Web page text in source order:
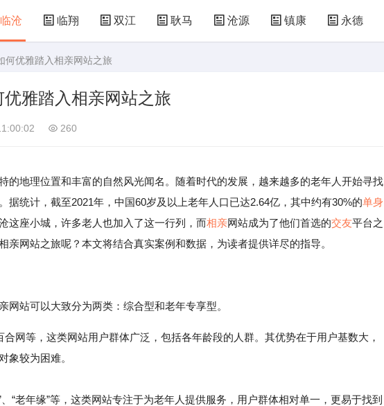
临沧 临翔 双江 耿马 沧源 镇康 永德
何优雅踏入相亲网站之旅
雅踏入相亲网站之旅
260
的地理位置和丰富的自然风光闻名。随着时代的发展，越来越多的老年人开始寻找
据统计，截至2021年，中国60岁及以上老年人口已达2.64亿，其中约有30%的单身
这座小城，许多老人也加入了这一行列，而相亲网站成为了他们首选的交友平台之
亲网站之旅呢？本文将结合真实案例和数据，为读者提供详尽的指导。
网站可以大致分为两类：综合型和老年专享型。
网等，这类网站用户群体广泛，包括各年龄段的人群。其优势在于用户基数大，
象较为困难。
老年缘”等，这类网站专注于为老年人提供服务，用户群体相对单一，更易于找到